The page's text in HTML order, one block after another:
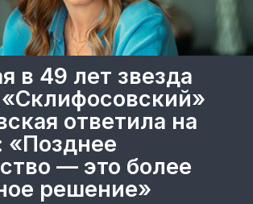
в 49 лет звезда
ответила на
«Позднее
— это более
решение»